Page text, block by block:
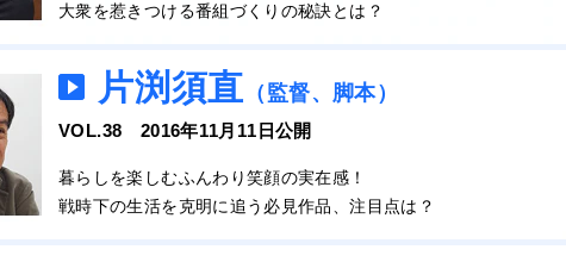
大衆を惹きつける番組づくりの秘訣とは？
片渕須直 （監督、脚本）
VOL.38 2016年11月11日公開
暮らしを楽しむふんわり笑顔の実在感！
戦時下の生活を克明に追う必見作品、注目点は？